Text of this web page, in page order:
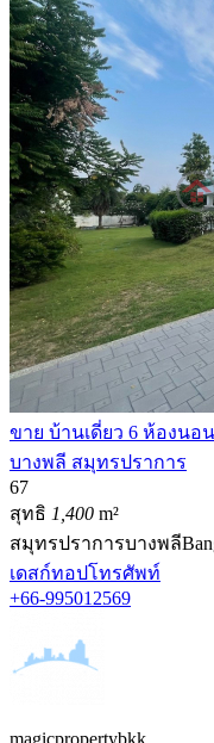
ขาย บ้านเดี่ยว 6 ห้องน
บางพลี สมุทรปราการ
67
สุทธิ 1,400 m²
สมุทรปราการบางพลี
เดสก์ทอปโทรศัพท์
+66-995012569
magicpropertybkk